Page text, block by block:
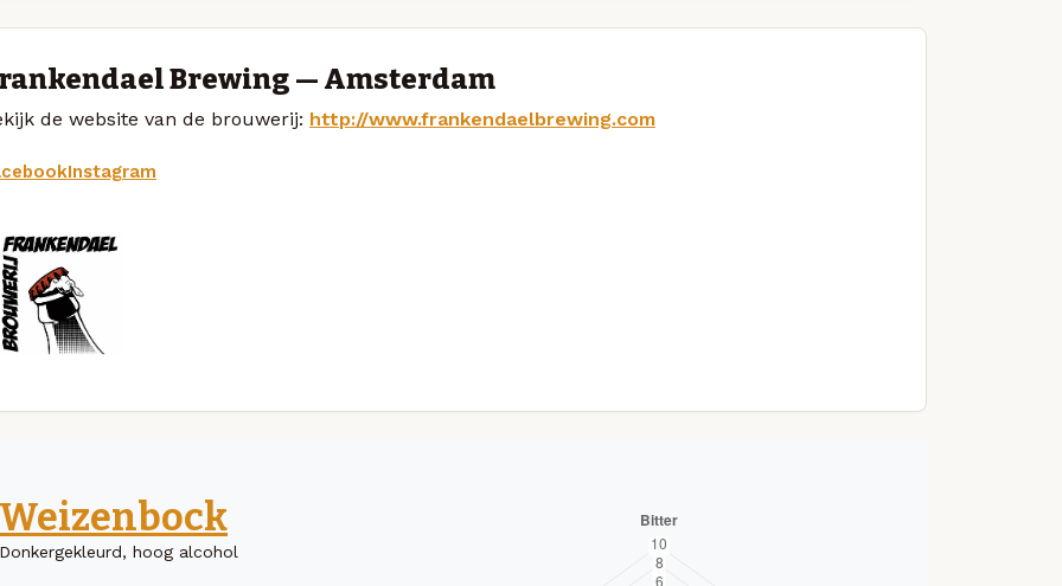
Brewing — Amsterdam
de website van de brouwerij: http://www.frankendaelbrewing.com
Instagram
Weizenbock
Donkergekleurd, hoog alcohol